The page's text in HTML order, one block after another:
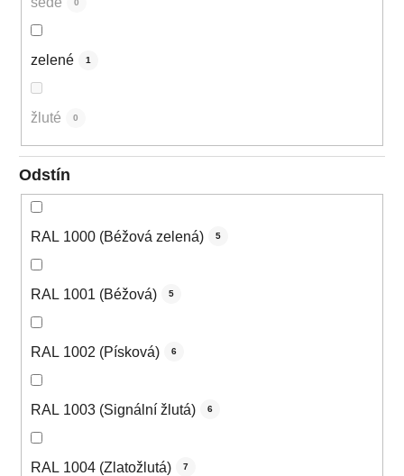
0
zelené 1
žluté 0
Odstín
RAL 1000 (Béžová zelená) 5
RAL 1001 (Béžová) 5
RAL 1002 (Písková) 6
RAL 1003 (Signální žlutá) 6
RAL 1004 (Zlatožlutá) 7